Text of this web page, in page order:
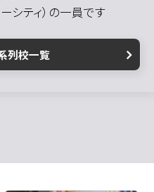
シティ）の一員です
列校一覧